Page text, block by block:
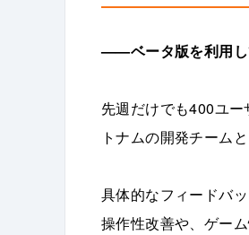
——ベータ版を利用し
先週だけでも400ユ
トナムの開発チーム
具体的なフィードバ
操作性改善や、ゲー